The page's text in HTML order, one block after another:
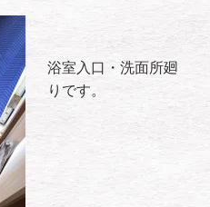
浴室入口・洗面所廻
りです。